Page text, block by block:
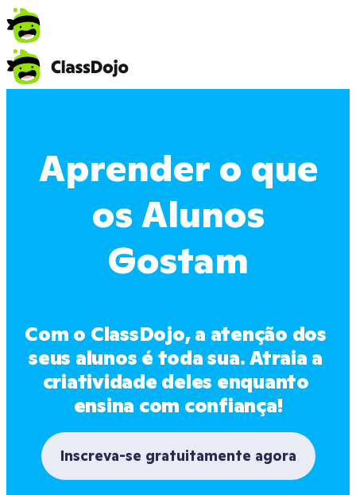
Aprender o que
os Alunos
Gostam
Com o ClassDojo, a atenção dos
seus alunos é toda sua. Atraia a
criatividade deles enquanto
ensina com confiança!
Inscreva-se gratuitamente agora